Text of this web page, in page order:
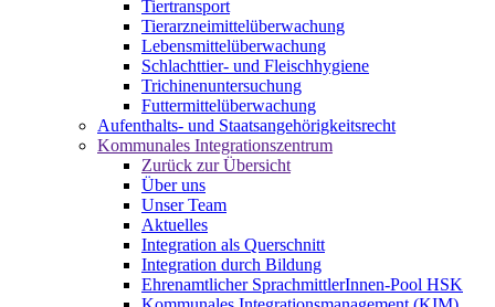
Tiertransport
Tierarzneimittelüberwachung
Lebensmittelüberwachung
Schlachttier- und Fleischhygiene
Trichinenuntersuchung
Futtermittelüberwachung
Aufenthalts- und Staatsangehörigkeitsrecht
Kommunales Integrationszentrum
Zurück zur Übersicht
Über uns
Unser Team
Aktuelles
Integration als Querschnitt
Integration durch Bildung
Ehrenamtlicher SprachmittlerInnen-Pool HSK